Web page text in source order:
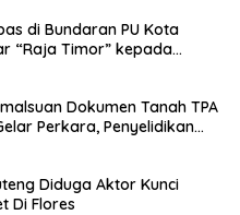
di Bundaran PU Kota
“Raja Timor” kepada
Dokumen Tanah TPA
Perkara, Penyelidikan
Diduga Aktor Kunci
Di Flores